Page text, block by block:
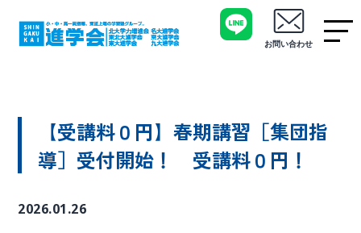
お問い合わせ
【受講料０円】春期講習［集団指
導］受付開始！ 受講料０円！
2026.01.26